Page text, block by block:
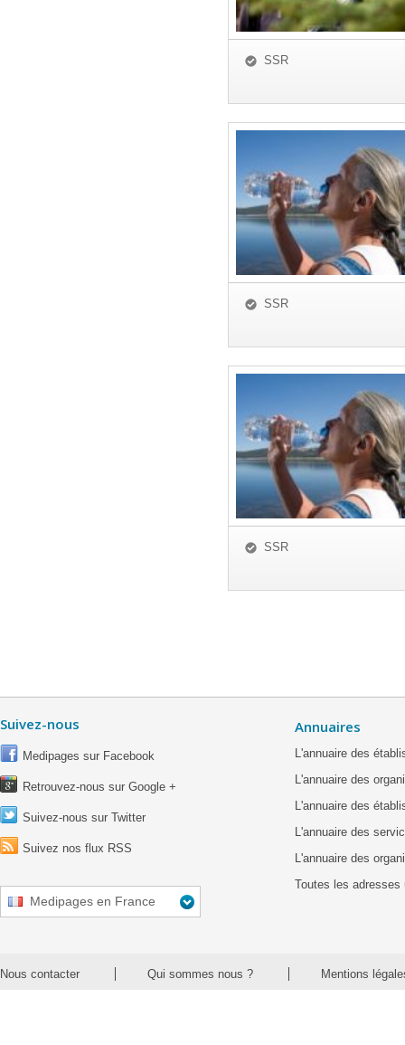
SSR
SSR
SSR
Suivez-nous
Medipages sur Facebook
Retrouvez-nous sur Google +
Suivez-nous sur Twitter
Suivez nos flux RSS
Medipages en France
Annuaires
L'annuaire des
L'annuaire des
L'annuaire des
L'annuaire des
L'annuaire des
Toutes les adresses
Nous contacter Qui sommes nous ? Mentions